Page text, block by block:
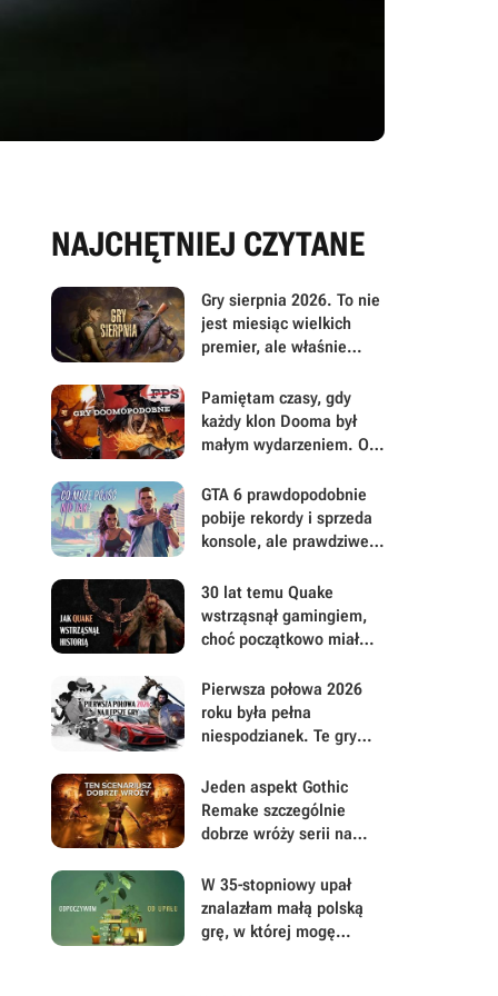
NAJCHĘTNIEJ CZYTANE
Gry sierpnia 2026. To nie
jest miesiąc wielkich
premier, ale właśnie
mu się uważniej
Pamiętam czasy, gdy
każdy klon Dooma był
małym wydarzeniem. Oto
FPS-y lat 90.
GTA 6 prawdopodobnie
pobije rekordy i sprzeda
konsole, ale prawdziwe
będą musieli mu
wybaczyć
30 lat temu Quake
wstrząsnął gamingiem,
choć początkowo miał
Pierwsza połowa 2026
roku była pełna
niespodzianek. Te gry
uwagę i Wasz czas
Jeden aspekt Gothic
Remake szczególnie
dobrze wróży serii na
mają powody do dumy
W 35-stopniowy upał
znalazłam małą polską
grę, w której mogę